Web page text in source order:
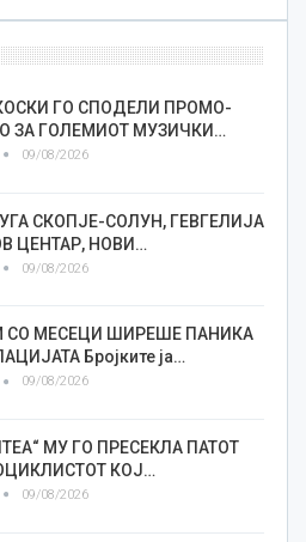
ГО СПОДЕЛИ ПРОМО-
ЗА ГОЛЕМИОТ МУЗИЧКИ…
09/08/2026
СКОПЈЕ-СОЛУН, ГЕВГЕЛИЈА
ЦЕНТАР, НОВИ…
09/08/2026
СО МЕСЕЦИ ШИРЕШЕ ПАНИКА
Бројките ја…
09/08/2026
МУ ГО ПРЕСЕКЛА ПАТОТ
КОЈ…
09/08/2026